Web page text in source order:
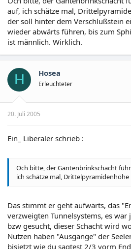
auf, ich schätze mal,
der soll hinter dem Verschlußstein
wieder abwärts führen, bis zum
ist männlich. Wirklich.
H Hosea
Erleuchteter
20. Juli 2005
Ein_ Liberaler schrieb :
Och bitte, der Gantenbrinkschacht
ich schätze mal, Drittelpyramidenhöhe
Das stimmt er geht aufwärts, das
verzweigten Tunnelsystems, es
bzw gesucht, dieser Schacht wird
Nutzen haben "Ausgänge" der
bisjetzt wie du sagtest 2/3 vorm